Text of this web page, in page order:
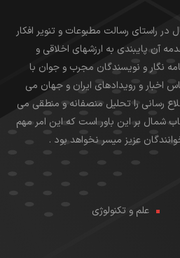
در راستای رسالت مطبوعات و تنویر افکار
آن پایبندی به ارزشهای اخلاقی و
نگار و نویسندگان مجرب و جوان با
اخبار و رویدادهای ایران و جهان می
رسانی را تحلیل منصفانه و منطقی می
شمال بر این باور است که این امر مهم
عزیز میسر نخواهد بود .
علم و تکنولوژی